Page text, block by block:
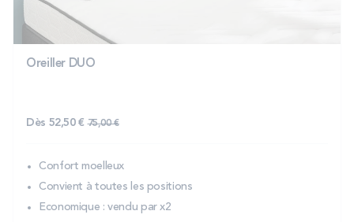
Oreiller DUO
Dès 52,50 € Prix normal
75,00 €
Confort moelleux
Convient à toutes les positions
Economique : vendu par x2